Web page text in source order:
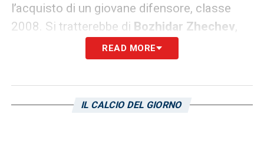
l’acquisto di un giovane difensore, classe
2008. Si tratterebbe di Bozhidar Zhechev,
centrale bulgaro in arrivo dal
Si tratta di un Primavera, ma che con la
percorso effettuato daGiovanni Leoni
READ MORE
IL CALCIO DEL GIORNO